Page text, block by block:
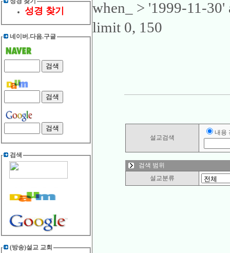
성경 찾기
네이버.다음.구글
검색
(방송)설교 교회
when_ > '1999-11-
limit 0, 150
설교검색
내용
검색 범위
설교분류